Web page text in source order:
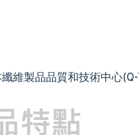
維製品品質和技術中心